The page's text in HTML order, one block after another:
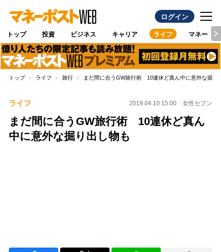
ログイン
トップ 投資 ビジネス キャリア ライフ マネー
トップ ライフ 旅行 まだ間に合うGW旅行術 10連休ど真ん中に意外な掘り
ライフ 2019.04.10 15:00 女性セブン
まだ間に合うGW旅行術 10連休ど真ん
中に意外な掘り出し物も